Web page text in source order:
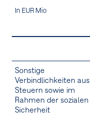
In EUR Mio
Sonstige
Verbindlichkeiten aus
Steuern sowie im
Rahmen der sozialen
Sicherheit